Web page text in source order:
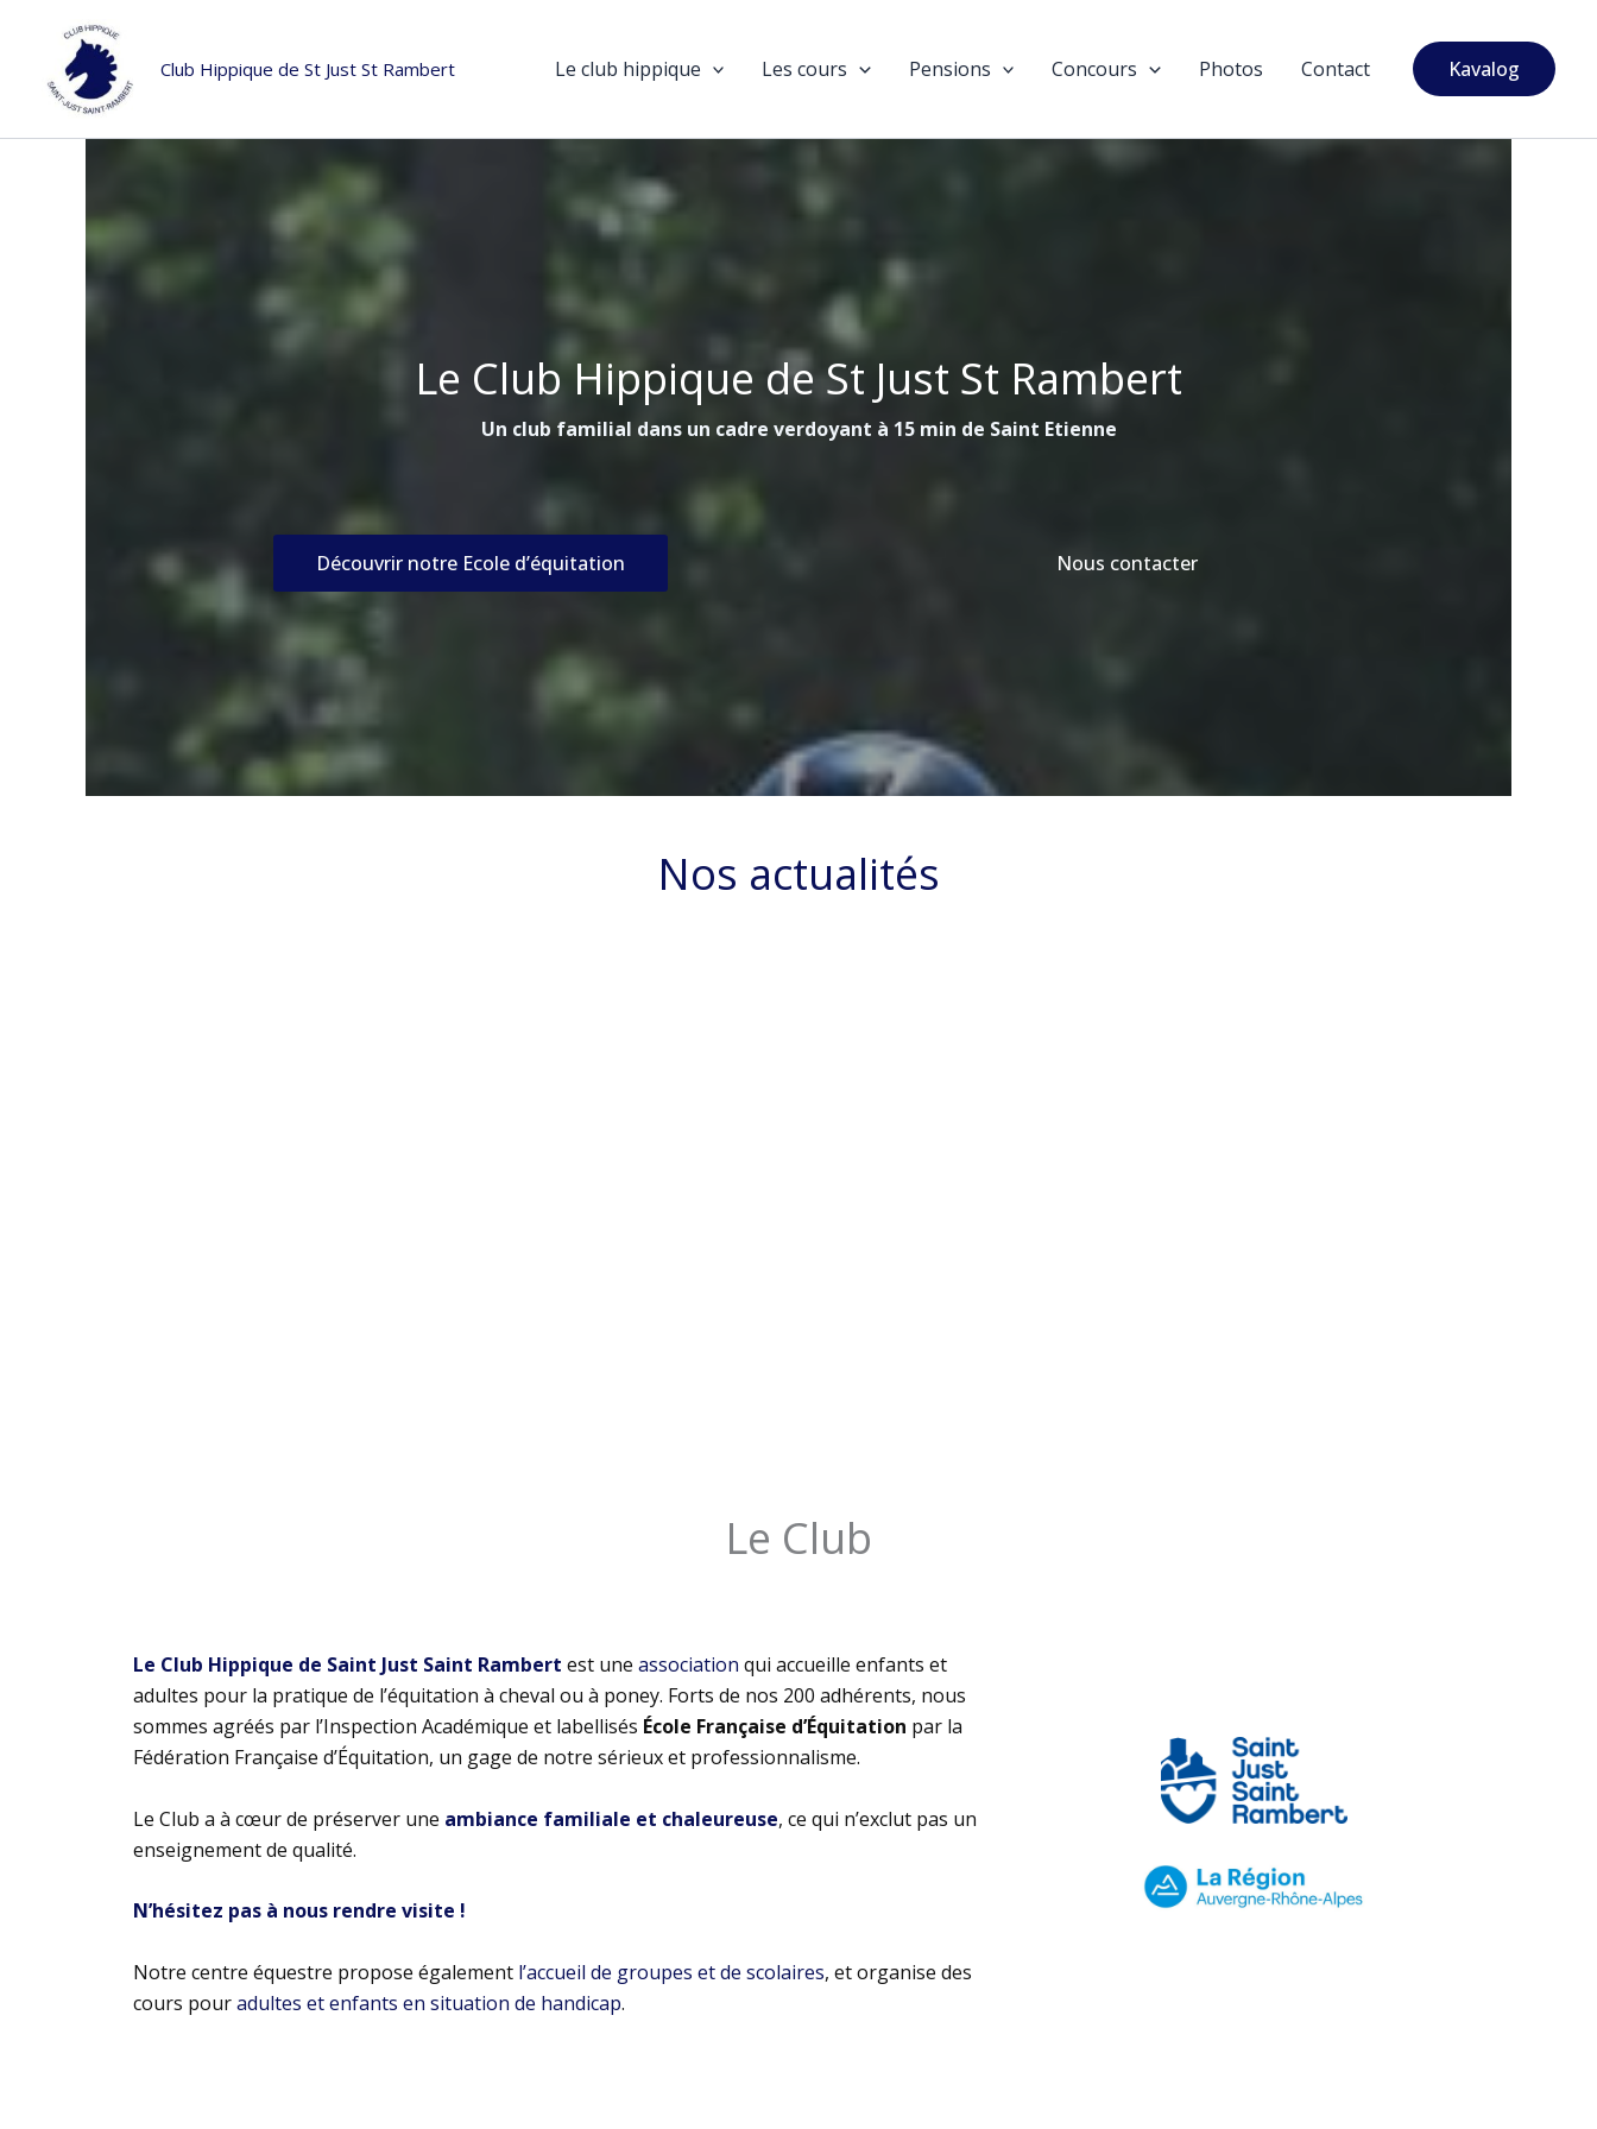
contenu
Club Hippique de St Just St Rambert Le club hippique Les cours Pensions Concours Photos Contact Kavalog
Le Club Hippique de St Just St Rambert
Un club familial dans un cadre verdoyant à 15 min de Saint Etienne
Découvrir notre Ecole d’équitation Nous contacter
Nos actualités
Le Club
Le Club Hippique de Saint Just Saint Rambert est une association qui accueille enfants et
adultes pour la pratique de l’équitation à cheval ou à poney. Forts de nos 200 adhérents, nous
sommes agréés par l’Inspection Académique et labellisés École Française d’Équitation par la
Fédération Française d’Équitation, un gage de notre sérieux et professionnalisme.
Le Club a à cœur de préserver une ambiance familiale et chaleureuse, ce qui n’exclut pas un
enseignement de qualité.
N’hésitez pas à nous rendre visite !
Notre centre équestre propose également l’accueil de groupes et de scolaires, et organise des
cours pouradultes et enfants en situation de handicap.